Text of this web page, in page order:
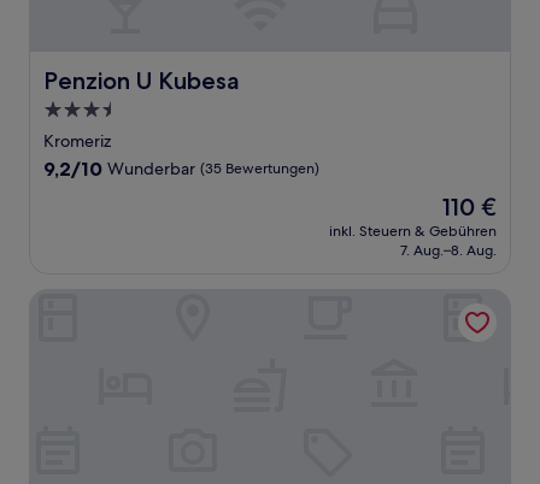
Penzion U Kubesa
Penzion U Kubesa
3.5-
Sterne-
Unterkunft
Kromeriz
9.2
9,2/10 Wunderbar (35 Bewertungen)
Der
Preis
beträgt
110 €
inkl. Steuern & Gebühren
7. Aug.–8. Aug.